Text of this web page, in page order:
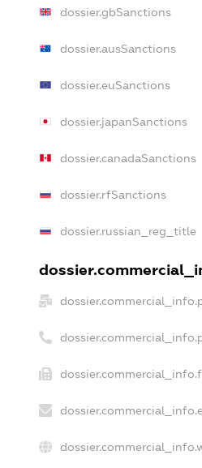
dossier.gbSanctions
dossier.ausSanctions
dossier.euSanctions
dossier.japanSanctions
dossier.canadaSanctions
dossier.rfSanctions
dossier.russian_reg_title